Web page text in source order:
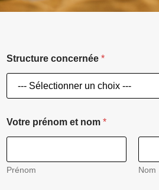
Structure concernée *
Votre prénom et nom *
Prénom Nom